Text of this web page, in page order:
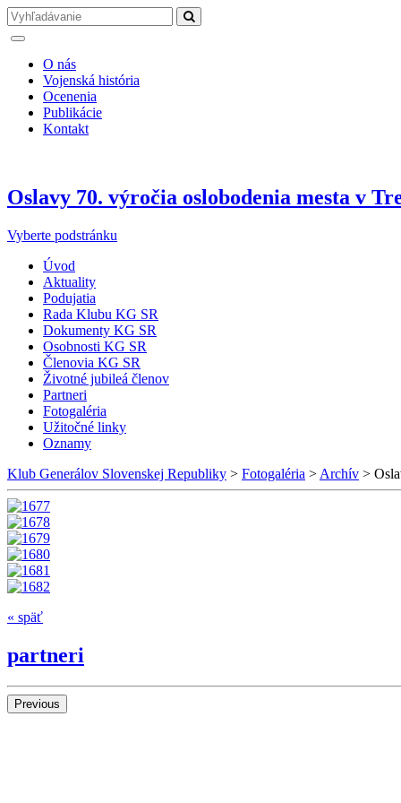
O nás
Vojenská história
Ocenenia
Publikácie
Kontakt
Oslavy 70. výročia oslobodenia mesta v
Vyberte podstránku
Úvod
Aktuality
Podujatia
Rada Klubu KG SR
Dokumenty KG SR
Osobnosti KG SR
Členovia KG SR
Životné jubileá členov
Partneri
Fotogaléria
Užitočné linky
Oznamy
Klub Generálov Slovenskej Republiky > Fotogaléria > Archív >
« späť
partneri
Previous